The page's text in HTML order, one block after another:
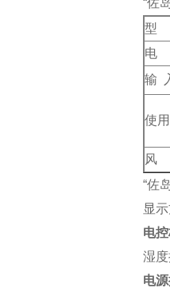
“佐
型
电
输
使
风
“佐
显
电
湿
电